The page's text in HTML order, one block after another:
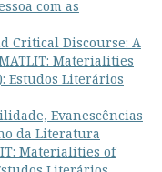
com as
Critical Discourse: A
Materialities
Estudos Literários
Evanescências
da Literatura
Materialities of